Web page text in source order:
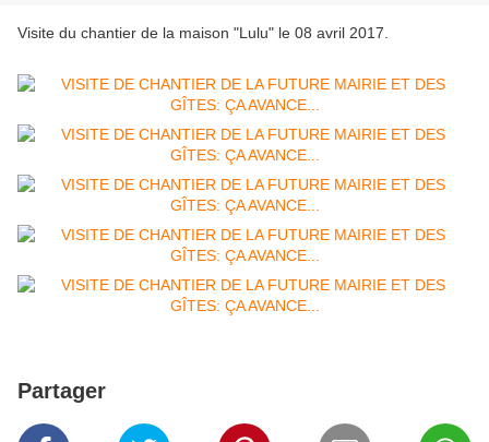
Visite du chantier de la maison "Lulu" le 08 avril 2017.
Partager